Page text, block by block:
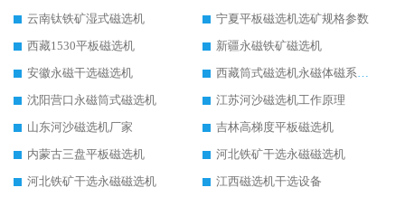
云南钛铁矿湿式磁选机
宁夏平板磁选机选矿规格参数
西藏1530平板磁选机
新疆永磁铁矿磁选机
安徽永磁干选磁选机
西藏筒式磁选机永磁体磁系设计
沈阳营口永磁筒式磁选机
江苏河沙磁选机工作原理
山东河沙磁选机厂家
吉林高梯度平板磁选机
内蒙古三盘平板磁选机
河北铁矿干选永磁磁选机
河北铁矿干选永磁磁选机
江西磁选机干选设备